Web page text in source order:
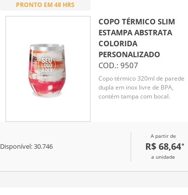
PRONTO EM 48 HRS
COPO TÉRMICO SLIM
ESTAMPA ABSTRATA
COLORIDA
PERSONALIZADO
COD.: 9507
Copo térmico 320ml de parede
dupla em inox livre de BPA,
contém tampa com bocal.
Disponível:30.746
A partir de
R$ 68,64*
a unidade